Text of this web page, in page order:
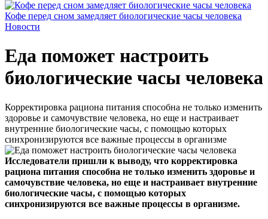
Кофе перед сном замедляет биологические часы человека
Новости
Еда поможет настроить
биологические часы человека
Корректировка рациона питания способна не только изменить
здоровье и самочувствие человека, но еще и настраивает
внутренние биологические часы, с помощью которых
синхронизируются все важные процессы в организме
Исследователи пришли к выводу, что корректировка
рациона питания способна не только изменить здоровье и
самочувствие человека, но еще и настраивает внутренние
биологические часы, с помощью которых
синхронизируются все важные процессы в организме.